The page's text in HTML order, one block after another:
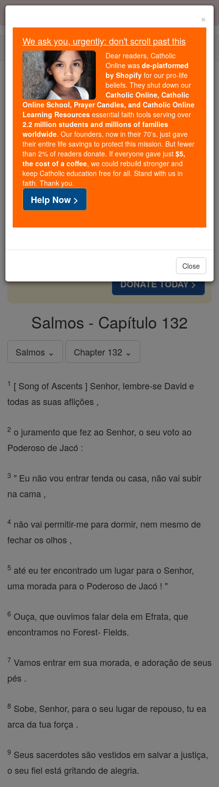
Skip
content
Because of You, 2.2 Million
Students Are Being Formed in the
Faith
Because of generous supporters like you,
Catholic Online School has already delivered
free, faithful Catholic education to over 2.2
million students across 193 countries. In an age
of noise and algorithms, you are helping form
souls with truth, prayer, Scripture, and Christ.
If everyone who reads this gave just $5 — the
free for all. Be Courageous. Be Catholic. Stand
DONATE TODAY >
Salmos - Capítulo 132
Salmos ⌄ Chapter 132 ⌄
1 [ Song of Ascents ] Senhor, lembre-se David e
todas as suas aflições ,
2 o juramento que fez ao Senhor, o seu voto ao
Poderoso de Jacó :
3 " Eu não vou entrar tenda ou casa, não vai subir
na cama ,
4 não vai permitir-me para dormir, nem mesmo de
fechar os olhos ,
5 até eu ter encontrado um lugar para o Senhor,
uma morada para o Poderoso de Jacó ! "
6 Ouça, que ouvimos falar dela em Efrata, que
encontramos no Forest- Fields.
7 Vamos entrar em sua morada, e adoração de seus
pés .
8 Sobe, Senhor, para o seu lugar de repouso, tu ea
arca da tua força .
9 Seus sacerdotes são vestidos em salvar a justiça,
o seu fiel está gritando de alegria.
×
We ask you, urgently: don't scroll past this
Dear readers, Catholic
Online was de-platformed
by Shopify for our pro-life
beliefs. They shut down our
Catholic Online, Catholic
Online School, Prayer Candles, and Catholic Online
Learning Resources essential faith tools serving over
2.2 million students and millions of families
worldwide. Our founders, now in their 70's, just gave
their entire life savings to protect this mission. But fewer
than 2% of readers donate. If everyone gave just $5,
the cost of a coffee, we could rebuild stronger and
keep Catholic education free for all. Stand with us in
faith. Thank you.
Help Now >
Close